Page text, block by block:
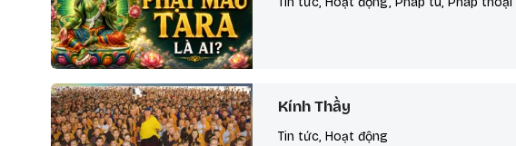
Kính Thầy
Tin tức, Hoạt động